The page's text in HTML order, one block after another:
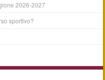
2026-2027
sportivo?